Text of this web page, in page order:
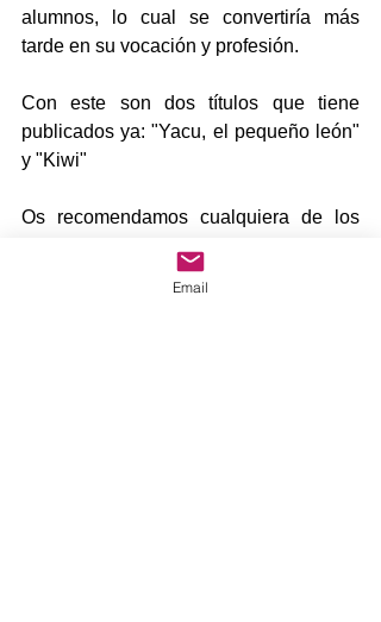
alumnos, lo cual se convertiría más
tarde en su vocación y profesión.
Con este son dos títulos que tiene
publicados ya: "Yacu, el pequeño león"
y "Kiwi"
Os recomendamos cualquiera de los
Email